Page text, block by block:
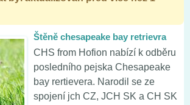
Štěně chesapeake bay retrievra
CHS from Hofion nabízí k odběru
posledního pejska Chesapeake
bay rertievera. Narodil se ze
spojení jch CZ, JCH SK a CH SK